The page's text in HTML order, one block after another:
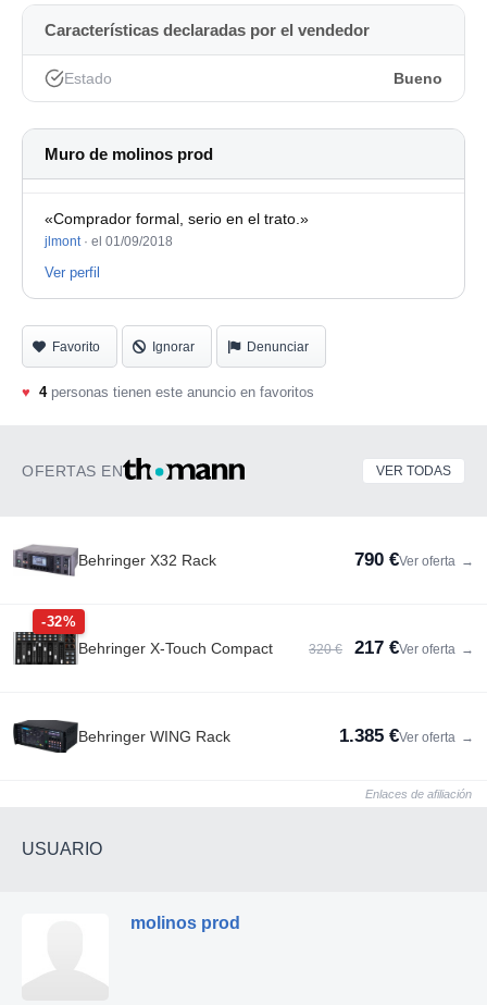
Características declaradas por el vendedor
Estado Bueno
Muro de molinos prod
«Comprador formal, serio en el trato.»
jlmont · el 01/09/2018
Ver perfil
Favorito Ignorar Denunciar
♥ 4personas tienen este anuncio en favoritos
OFERTAS EN VER TODAS
Behringer X32 Rack 790 €Ver oferta →
-32%
Behringer X-Touch Compact 320 € 217 €Ver oferta →
Behringer WING Rack 1.385 €Ver oferta →
Enlaces de afiliación
USUARIO
molinos prod